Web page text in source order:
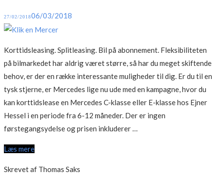
Posted
on
27/02/201806/03/2018
Korttidsleasing. Splitleasing. Bil på abonnement. Fleksibiliteten
på bilmarkedet har aldrig været større, så har du meget skiftende
behov, er der en række interessante muligheder til dig. Er du til en
tysk stjerne, er Mercedes lige nu ude med en kampagne, hvor du
kan korttidslease en Mercedes C-klasse eller E-klasse hos Ejner
Hessel i en periode fra 6-12 måneder. Der er ingen
førstegangsydelse og prisen inkluderer …
Læs mere
Skrevet af Thomas Saks